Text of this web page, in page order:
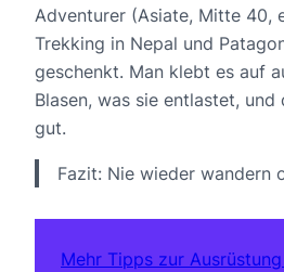
Adventurer (Asiate, Mitte 40,
Trekking in Nepal und
geschenkt. Man klebt es auf
Blasen, was sie entlastet,
gut.
Fazit: Nie wieder wandern
Mehr Tipps zur